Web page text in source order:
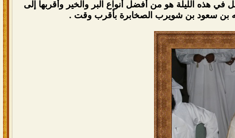
هذه الليلة هو من أفضل أنواع البر والخير وأقربها إلى
بن سعود بن شويرب الصخابرة بأقرب وقت .